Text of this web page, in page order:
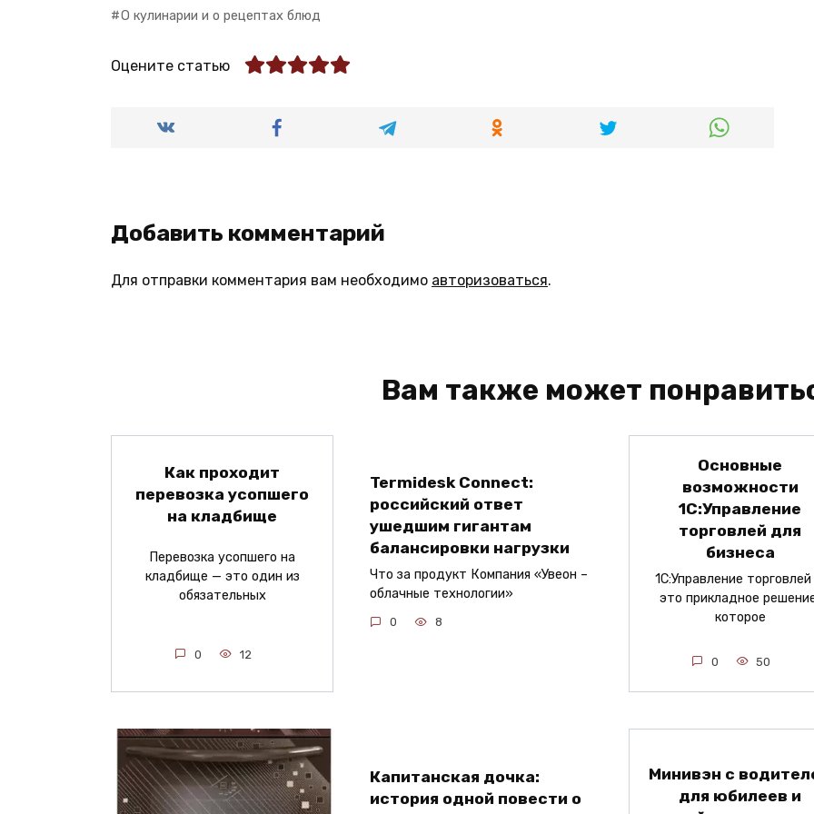
О кулинарии и о рецептах блюд
Оцените статью
Добавить комментарий
Для отправки комментария вам необходимо авторизоваться.
Вам также может
Как проходит
перевозка усопшего
на кладбище
Перевозка усопшего на
кладбище — это один из
обязательных
0 12
Termidesk Connect:
российский ответ
ушедшим гигантам
балансировки нагрузки
Что за продукт Компания «Увеон –
облачные технологии»
0 8
Основные
возможности
1С:Управление
торговлей для
бизнеса
1С:Управление
это прикладное
которое
0 50
Капитанская дочка:
история одной повести о
Минивэн с
для юбилеев и